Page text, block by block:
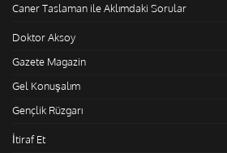
Caner Taslaman ile Aklımdaki Sorular
Doktor Aksoy
Gazete Magazin
Gel Konuşalım
Gençlik Rüzgarı
İtiraf Et